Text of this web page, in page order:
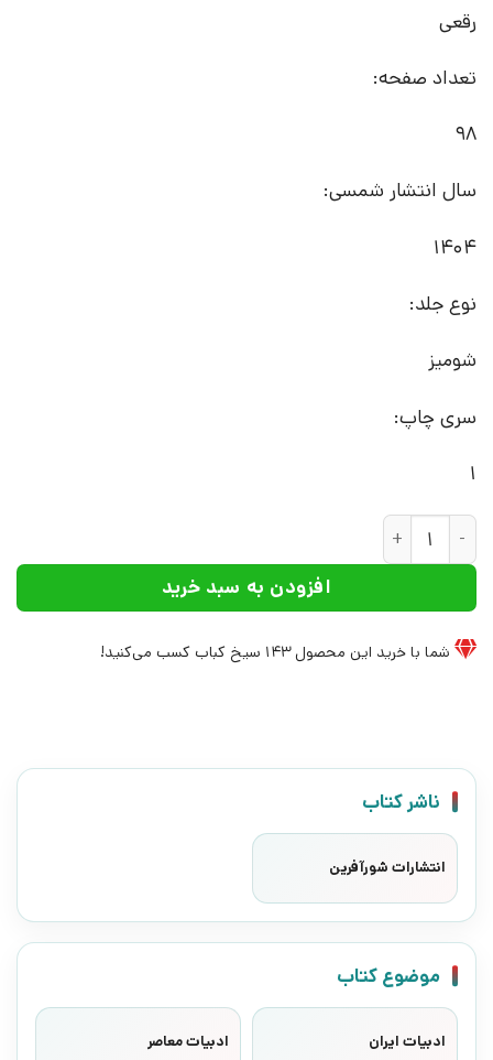
رقعی
تعداد صفحه:
98
سال انتشار شمسی:
1404
نوع جلد:
شومیز
سری چاپ:
1
کتاب آی‌راک | انتشارات شورآفرین عدد
افزودن به سبد خرید
شما با خرید این محصول143 سیخ کباب کسب می‌کنید!
ناشر کتاب
انتشارات شورآفرین
موضوع کتاب
ادبیات ایران ادبیات معاصر